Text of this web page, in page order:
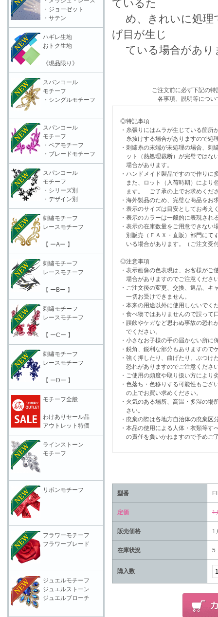
ているた
め、きれいに処理
げ目が生じ
ている場合があり
ご注文前に必ず下記の
各事項、説明等につい
◎特記事項
・糸張りにはムラが生じている箇所
糸抜けする場合がありますので処
・刺繍糸の末端が未処理の場合、刺
ット（熱処理裁断）が完璧ではな
場合があります。
・ハンドメイド製品ですので作りに
また、ロット（入荷時期）により
ます。 ご了承の上でお求めくだ
・海外製品のため、完璧な商品をお
・表示のサイズは目安としてお考え
・表示のカラーは一般的に表現され
・表示の在庫数量をご用意できな
別販売（ＦＡＸ・直販）部門にて
いる場合があります。（ご注文受
◎注意事項
・表示画像の色表現は、お客様がご
場合がありますのでご注意くださ
・ご注文後の変更、交換、返品、キ
一切お受けできません。
・本来の用途以外に使用しないでく
・食べ物ではありませんので誤って
・誤飲やケガなど思わぬ事故の恐れ
でください。
・小さなお子様の手の届かない所に
・鋭角、鋭利な部分もありますので
・強く押したり、曲げたり、ぶつけ
恐れがありますのでご注意くださ
・ご使用の頻度や取り扱い方により
・色落ち・色移りする可能性もござ
の上でお買い求めください。
・火気のある場所、高温・多湿の場
さい。
・廃棄の際は各地方自治体の廃棄区
・本品の使用による人体・衣類等す
の責任を負いかねますので予めご
型番
定価
販売価格
在庫状況 5
購入数
・ジョーゼット
・サテン
ハギレ生地
おトク生地
《現品限り》
スパンコール
モチーフ
・シングルモチーフ
スパンコール
モチーフ
・ペアモチーフ
・ブレードモチーフ
スパンコール
モチーフ
・シリーズ別
・デザイン別
刺繍モチーフ
レースモチーフ
【 ーAー 】
刺繍モチーフ
レースモチーフ
【 ーBー 】
刺繍モチーフ
レースモチーフ
【 ーCー 】
刺繍モチーフ
レースモチーフ
【 ーDー 】
モチーフ全般
わけありセール品
アウトレット特価
ラインストーン
モチーフ
リボンモチーフ
フラワーモチーフ
フラワーブレード
ジュエルモチーフ
ジュエルストーン
ジュエルブローチ